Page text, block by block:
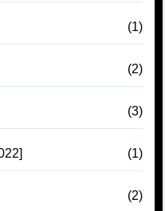
(1)
(2)
(3)
(1)
(2)